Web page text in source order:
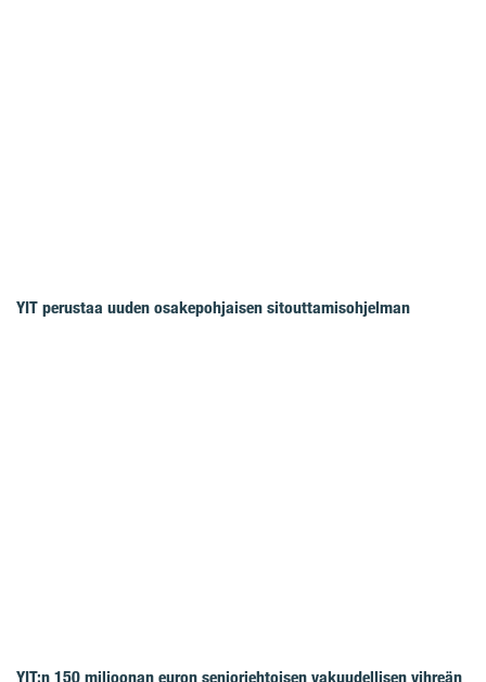
YIT perustaa uuden osakepohjaisen sitouttamisohjelman
YIT:n 150 miljoonan euron senioriehtoisen vakuudellisen vihreän